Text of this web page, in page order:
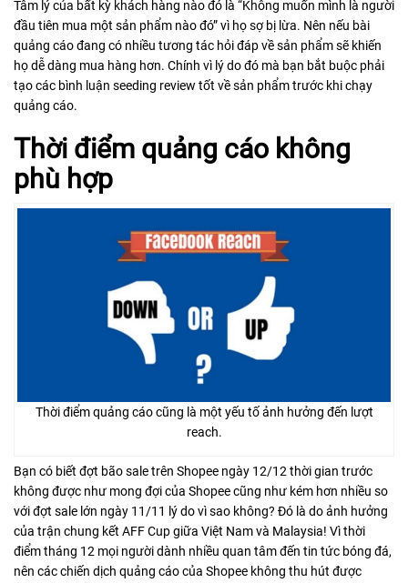
Tâm lý của bất kỳ khách hàng nào đó là “Không muốn mình là người
đầu tiên mua một sản phẩm nào đó” vì họ sợ bị lừa. Nên nếu bài
quảng cáo đang có nhiều tương tác hỏi đáp về sản phẩm sẽ khiến
họ dễ dàng mua hàng hơn. Chính vì lý do đó mà bạn bắt buộc phải
tạo các bình luận seeding review tốt về sản phẩm trước khi chạy
quảng cáo.
Thời điểm quảng cáo không
phù hợp
Thời điểm quảng cáo cũng là một yếu tố ảnh hưởng đến lượt
reach.
Bạn có biết đợt bão sale trên Shopee ngày 12/12 thời gian trước
không được như mong đợi của Shopee cũng như kém hơn nhiều so
với đợt sale lớn ngày 11/11 lý do vì sao không? Đó là do ảnh hưởng
của trận chung kết AFF Cup giữa Việt Nam và Malaysia! Vì thời
điểm tháng 12 mọi người dành nhiều quan tâm đến tin tức bóng đá,
nên các chiến dịch quảng cáo của Shopee không thu hút được